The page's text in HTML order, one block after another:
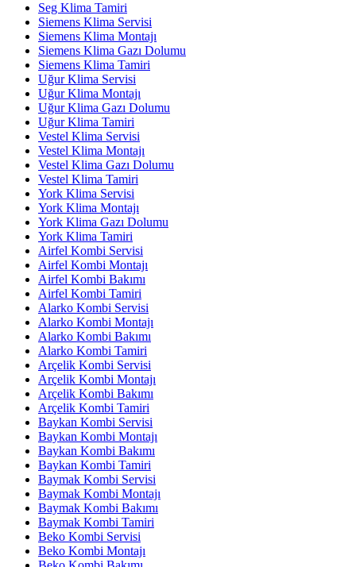
Seg Klima Tamiri
Siemens Klima Servisi
Siemens Klima Montajı
Siemens Klima Gazı Dolumu
Siemens Klima Tamiri
Uğur Klima Servisi
Uğur Klima Montajı
Uğur Klima Gazı Dolumu
Uğur Klima Tamiri
Vestel Klima Servisi
Vestel Klima Montajı
Vestel Klima Gazı Dolumu
Vestel Klima Tamiri
York Klima Servisi
York Klima Montajı
York Klima Gazı Dolumu
York Klima Tamiri
Airfel Kombi Servisi
Airfel Kombi Montajı
Airfel Kombi Bakımı
Airfel Kombi Tamiri
Alarko Kombi Servisi
Alarko Kombi Montajı
Alarko Kombi Bakımı
Alarko Kombi Tamiri
Arçelik Kombi Servisi
Arçelik Kombi Montajı
Arçelik Kombi Bakımı
Arçelik Kombi Tamiri
Baykan Kombi Servisi
Baykan Kombi Montajı
Baykan Kombi Bakımı
Baykan Kombi Tamiri
Baymak Kombi Servisi
Baymak Kombi Montajı
Baymak Kombi Bakımı
Baymak Kombi Tamiri
Beko Kombi Servisi
Beko Kombi Montajı